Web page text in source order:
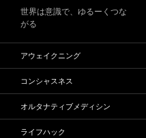
世界は意識で、ゆるーくつな
がる
アウェイクニング
コンシャスネス
オルタナティブメディシン
ライフハック